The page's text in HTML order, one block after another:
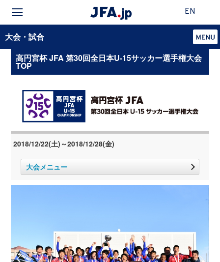
EN
大会・試合
高円宮杯 JFA 第30回全日本U-15サッカー選手権大会
TOP
2018/12/22(土)～2018/12/28(金)
大会メニュー